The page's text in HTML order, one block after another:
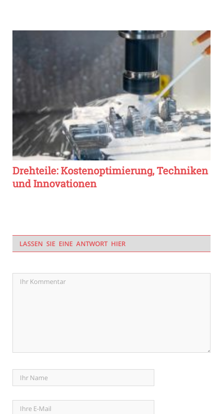
Drehteile: Kostenoptimierung, Techniken
und Innovationen
LASSEN SIE EINE ANTWORT HIER